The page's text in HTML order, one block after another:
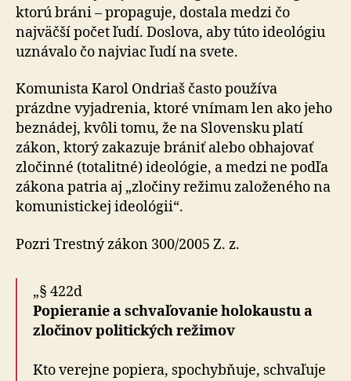
ktorú bráni – propaguje, dostala medzi čo
najväčší počet ľudí. Doslova, aby túto ideológiu
uznávalo čo najviac ľudí na svete.
Komunista Karol Ondriaš často používa
prázdne vyjadrenia, ktoré vnímam len ako jeho
beznádej, kvôli tomu, že na Slovensku platí
zákon, ktorý zakazuje brániť alebo obhajovať
zločinné (totalitné) ideológie, a medzi ne podľa
zákona patria aj „zločiny režimu založeného na
komunistickej ideológii“.
Pozri Trestný zákon 300/2005 Z. z.
„§ 422d
Popieranie a schvaľovanie holokaustu a
zločinov politických režimov
Kto verejne popiera, spochybňuje, schvaľuje